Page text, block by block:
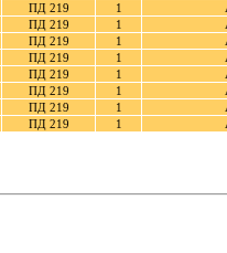
ПД 219 1
ПД 219 1
ПД 219 1
ПД 219 1
ПД 219 1
ПД 219 1
ПД 219 1
ПД 219 1